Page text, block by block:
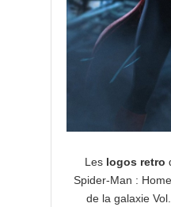
Les logos retro
Spider-Man :
de la galaxie